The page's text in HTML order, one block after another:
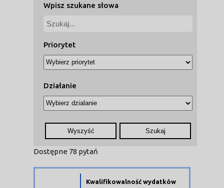
Wpisz szukane słowa
Priorytet
Działanie
Wyszyść Szukaj
Dostępne 78 pytań
Kwalifikowalność wydatków